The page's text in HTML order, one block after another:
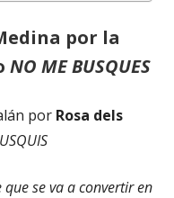
por la
NO ME BUSQUES
por Rosa dels
se va a convertir en